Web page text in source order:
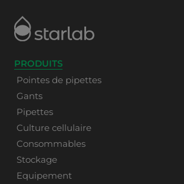
PRODUITS
Pointes de pipettes
Gants
Pipettes
Culture cellulaire
Consommables
Stockage
Equipement